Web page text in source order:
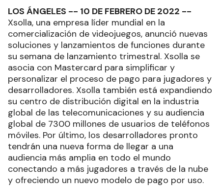
LOS ÁNGELES -- 10 DE FEBRERO DE 2022 --
Xsolla, una empresa líder mundial en la
comercialización de videojuegos, anunció nuevas
soluciones y lanzamientos de funciones durante
su semana de lanzamiento trimestral. Xsolla se
asocia con Mastercard para simplificar y
personalizar el proceso de pago para jugadores y
desarrolladores. Xsolla también está expandiendo
su centro de distribución digital en la industria
global de las telecomunicaciones y su audiencia
global de 7300 millones de usuarios de teléfonos
móviles. Por último, los desarrolladores pronto
tendrán una nueva forma de llegar a una
audiencia más amplia en todo el mundo
conectando a más jugadores a través de la nube
y ofreciendo un nuevo modelo de pago por uso.